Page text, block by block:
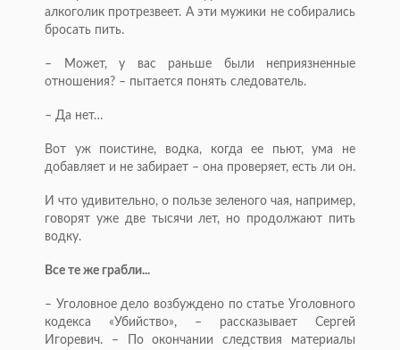
алкоголик протрезвеет. А эти мужики не собирались
бросать пить.
– Может, у вас раньше были неприязненные
отношения? – пытается понять следователь.
– Да нет…
Вот уж поистине, водка, когда ее пьют, ума не
добавляет и не забирает – она проверяет, есть ли он.
И что удивительно, о пользе зеленого чая, например,
говорят уже две тысячи лет, но продолжают пить
водку.
Все те же грабли...
– Уголовное дело возбуждено по статье Уголовного
кодекса «Убийство», – рассказывает Сергей
Игоревич. – По окончании следствия материалы